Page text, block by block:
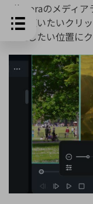
Filmoraのメディ
し、使いたいクリ
再生したい位置に